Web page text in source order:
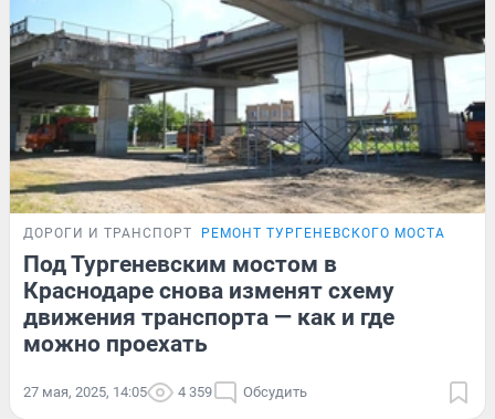
ДОРОГИ И ТРАНСПОРТ РЕМОНТ ТУРГЕНЕВСКОГО МОСТА
Под Тургеневским мостом в
Краснодаре снова изменят схему
движения транспорта — как и где
можно проехать
27 мая, 2025, 14:05 4 359 Обсудить